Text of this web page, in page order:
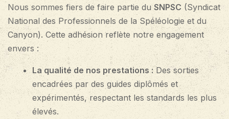
Nous sommes fiers de faire partie duSNPSC (Syndicat
National des Professionnels de la Spéléologie et du
Canyon). Cette adhésion reflète notre engagement
envers :
La qualité de nos prestations :Des sorties
encadrées par des guides diplômés et
expérimentés, respectant les standards les plus
élevés.